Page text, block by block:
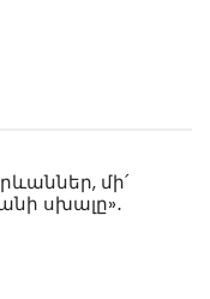
մի՛
սխալը»․